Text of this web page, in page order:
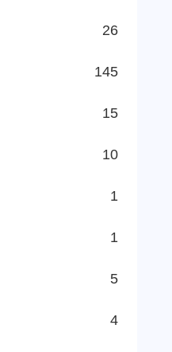
26
145
15
10
1
1
5
4